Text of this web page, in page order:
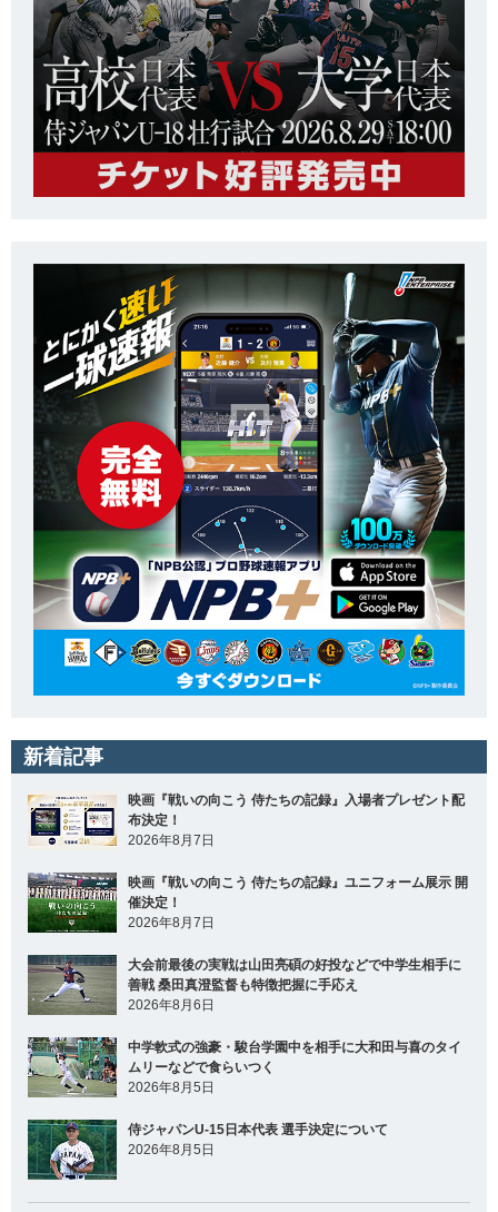
新着記事
映画『戦いの向こう 侍たちの記録』入場者プレゼント配
布決定！
2026年8月7日
映画『戦いの向こう 侍たちの記録』ユニフォーム展示 開
催決定！
2026年8月7日
大会前最後の実戦は山田亮碩の好投などで中学生相手に
善戦 桑田真澄監督も特徴把握に手応え
2026年8月6日
中学軟式の強豪・駿台学園中を相手に大和田与喜のタイ
ムリーなどで食らいつく
2026年8月5日
侍ジャパンU-15日本代表 選手決定について
2026年8月5日